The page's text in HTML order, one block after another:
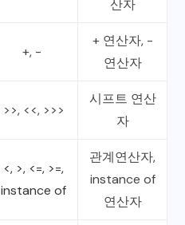
산자
+, -
+ 연산자, -
연산자
>>, <<, >>>
시프트 연산
자
<, >, <=, >=,
instance of
관계연산자,
instance of
연산자